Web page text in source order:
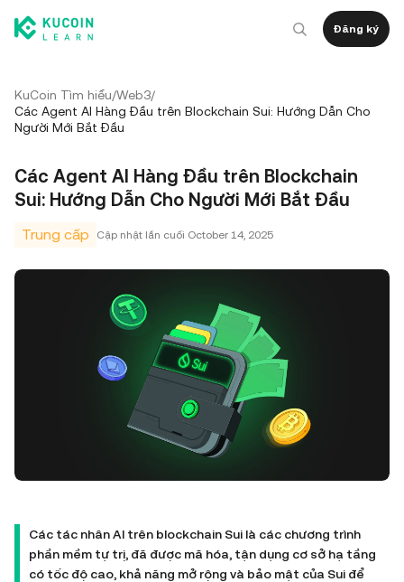
Đăng ký
KuCoin Tìm hiểu/Web3/
Các Agent AI Hàng Đầu trên Blockchain Sui: Hướng Dẫn Cho
Người Mới Bắt Đầu
Các Agent AI Hàng Đầu trên Blockchain
Sui: Hướng Dẫn Cho Người Mới Bắt Đầu
Trung cấp Cập nhật lần cuối October 14, 2025
Các tác nhân AI trên blockchain Sui là các chương trình
phần mềm tự trị, đã được mã hóa, tận dụng cơ sở hạ tầng
có tốc độ cao, khả năng mở rộng và bảo mật của Sui để